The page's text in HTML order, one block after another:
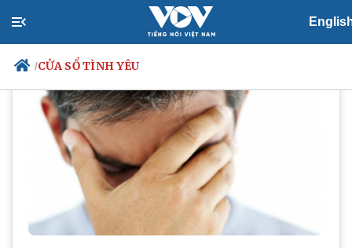
/CỬA SỔ TÌNH YÊU
Chính trị
Tổ chức nhân sự
Nhận diện sự thật
Xã hội
Tin 24h
Dự báo thời tiết
Giáo dục
Dấu ấn VOV
Việc làm
PODCAST Cửa sổ tình yêu